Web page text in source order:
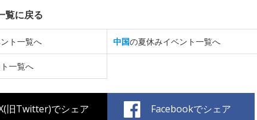
覧に戻る
ト一覧へ 中国の夏休みイベント一覧へ
一覧へ
旧Twitter)でシェア Facebookでシェア